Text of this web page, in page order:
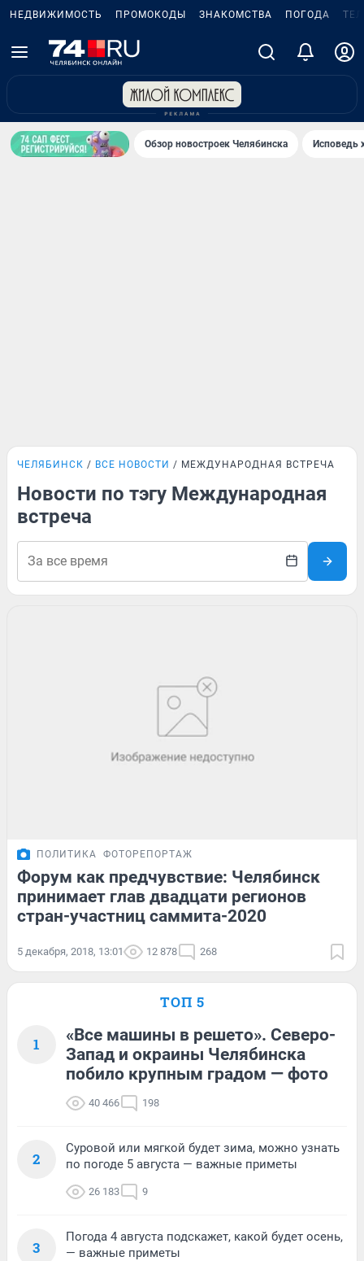
НЕДВИЖИМОСТЬ ПРОМОКОДЫ ЗНАКОМСТВА ПОГОДА
Обзор новостроек Челябинска Исповедь
ЧЕЛЯБИНСК ВСЕ НОВОСТИ МЕЖДУНАРОДНАЯ ВСТРЕЧА
Новости по тэгу Международная
встреча
ПОЛИТИКА ФОТОРЕПОРТАЖ
Форум как предчувствие: Челябинск
принимает глав двадцати регионов
стран-участниц саммита-2020
5 декабря, 2018, 13:01 12 878 268
ТОП 5
1
«Все машины в решето». Северо-
Запад и окраины Челябинска
побило крупным градом — фото
40 466 198
2
Суровой или мягкой будет зима, можно узнать
по погоде 5 августа — важные приметы
26 183 9
3
Погода 4 августа подскажет, какой будет осень,
— важные приметы